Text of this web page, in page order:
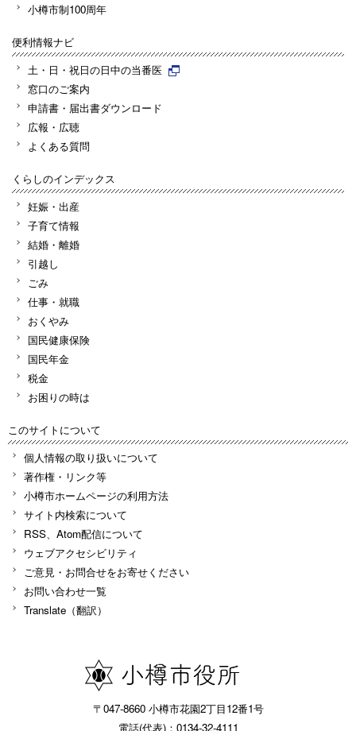
小樽市制100周年
便利情報ナビ
土・日・祝日の日中の当番医
窓口のご案内
申請書・届出書ダウンロード
広報・広聴
よくある質問
くらしのインデックス
妊娠・出産
子育て情報
結婚・離婚
引越し
ごみ
仕事・就職
おくやみ
国民健康保険
国民年金
税金
お困りの時は
このサイトについて
個人情報の取り扱いについて
著作権・リンク等
小樽市ホームページの利用方法
サイト内検索について
RSS、Atom配信について
ウェブアクセシビリティ
ご意見・お問合せをお寄せください
お問い合わせ一覧
Translate（翻訳）
〒047-8660 小樽市花園2丁目12番1号
電話(代表)：0134-32-4111